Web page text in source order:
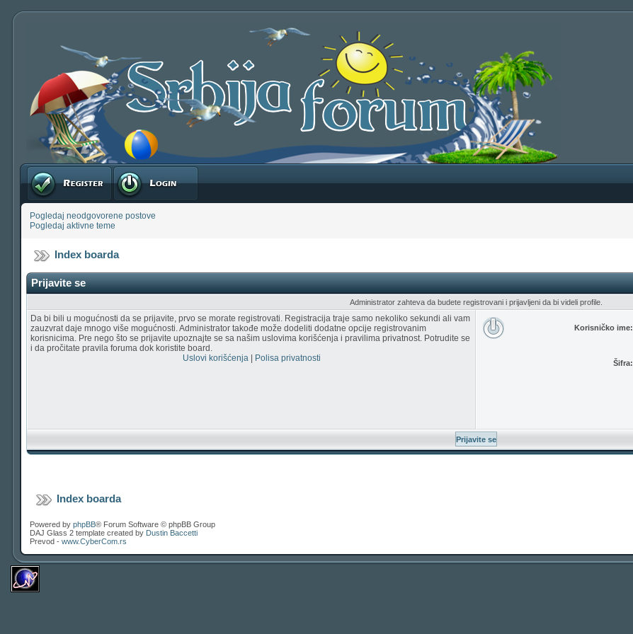
Registruj se Prijavite se
Pogledaj neodgovorene postove
Pogledaj aktivne teme
Index boarda
Prijavite se
Administrator zahteva da budete registrovani i prijavljeni da bi videli profile.
Da bi bili u mogućnosti da se prijavite, prvo se morate registrovati. Registracija traje samo nekoliko sekundi ali vam
zauzvrat daje mnogo više mogućnosti. Administrator takođe može dodeliti dodatne opcije registrovanim
korisnicima. Pre nego što se prijavite upoznajte se sa našim uslovima korišćenja i pravilima privatnost. Potrudite se
i da pročitate pravila foruma dok koristite board.
Uslovi korišćenja| Polisa privatnosti
Korisničko ime:
Šifra:
Index boarda
Powered by phpBB® Forum Software © phpBB Group
DAJ Glass 2 template created by Dustin Baccetti
Prevod - www.CyberCom.rs